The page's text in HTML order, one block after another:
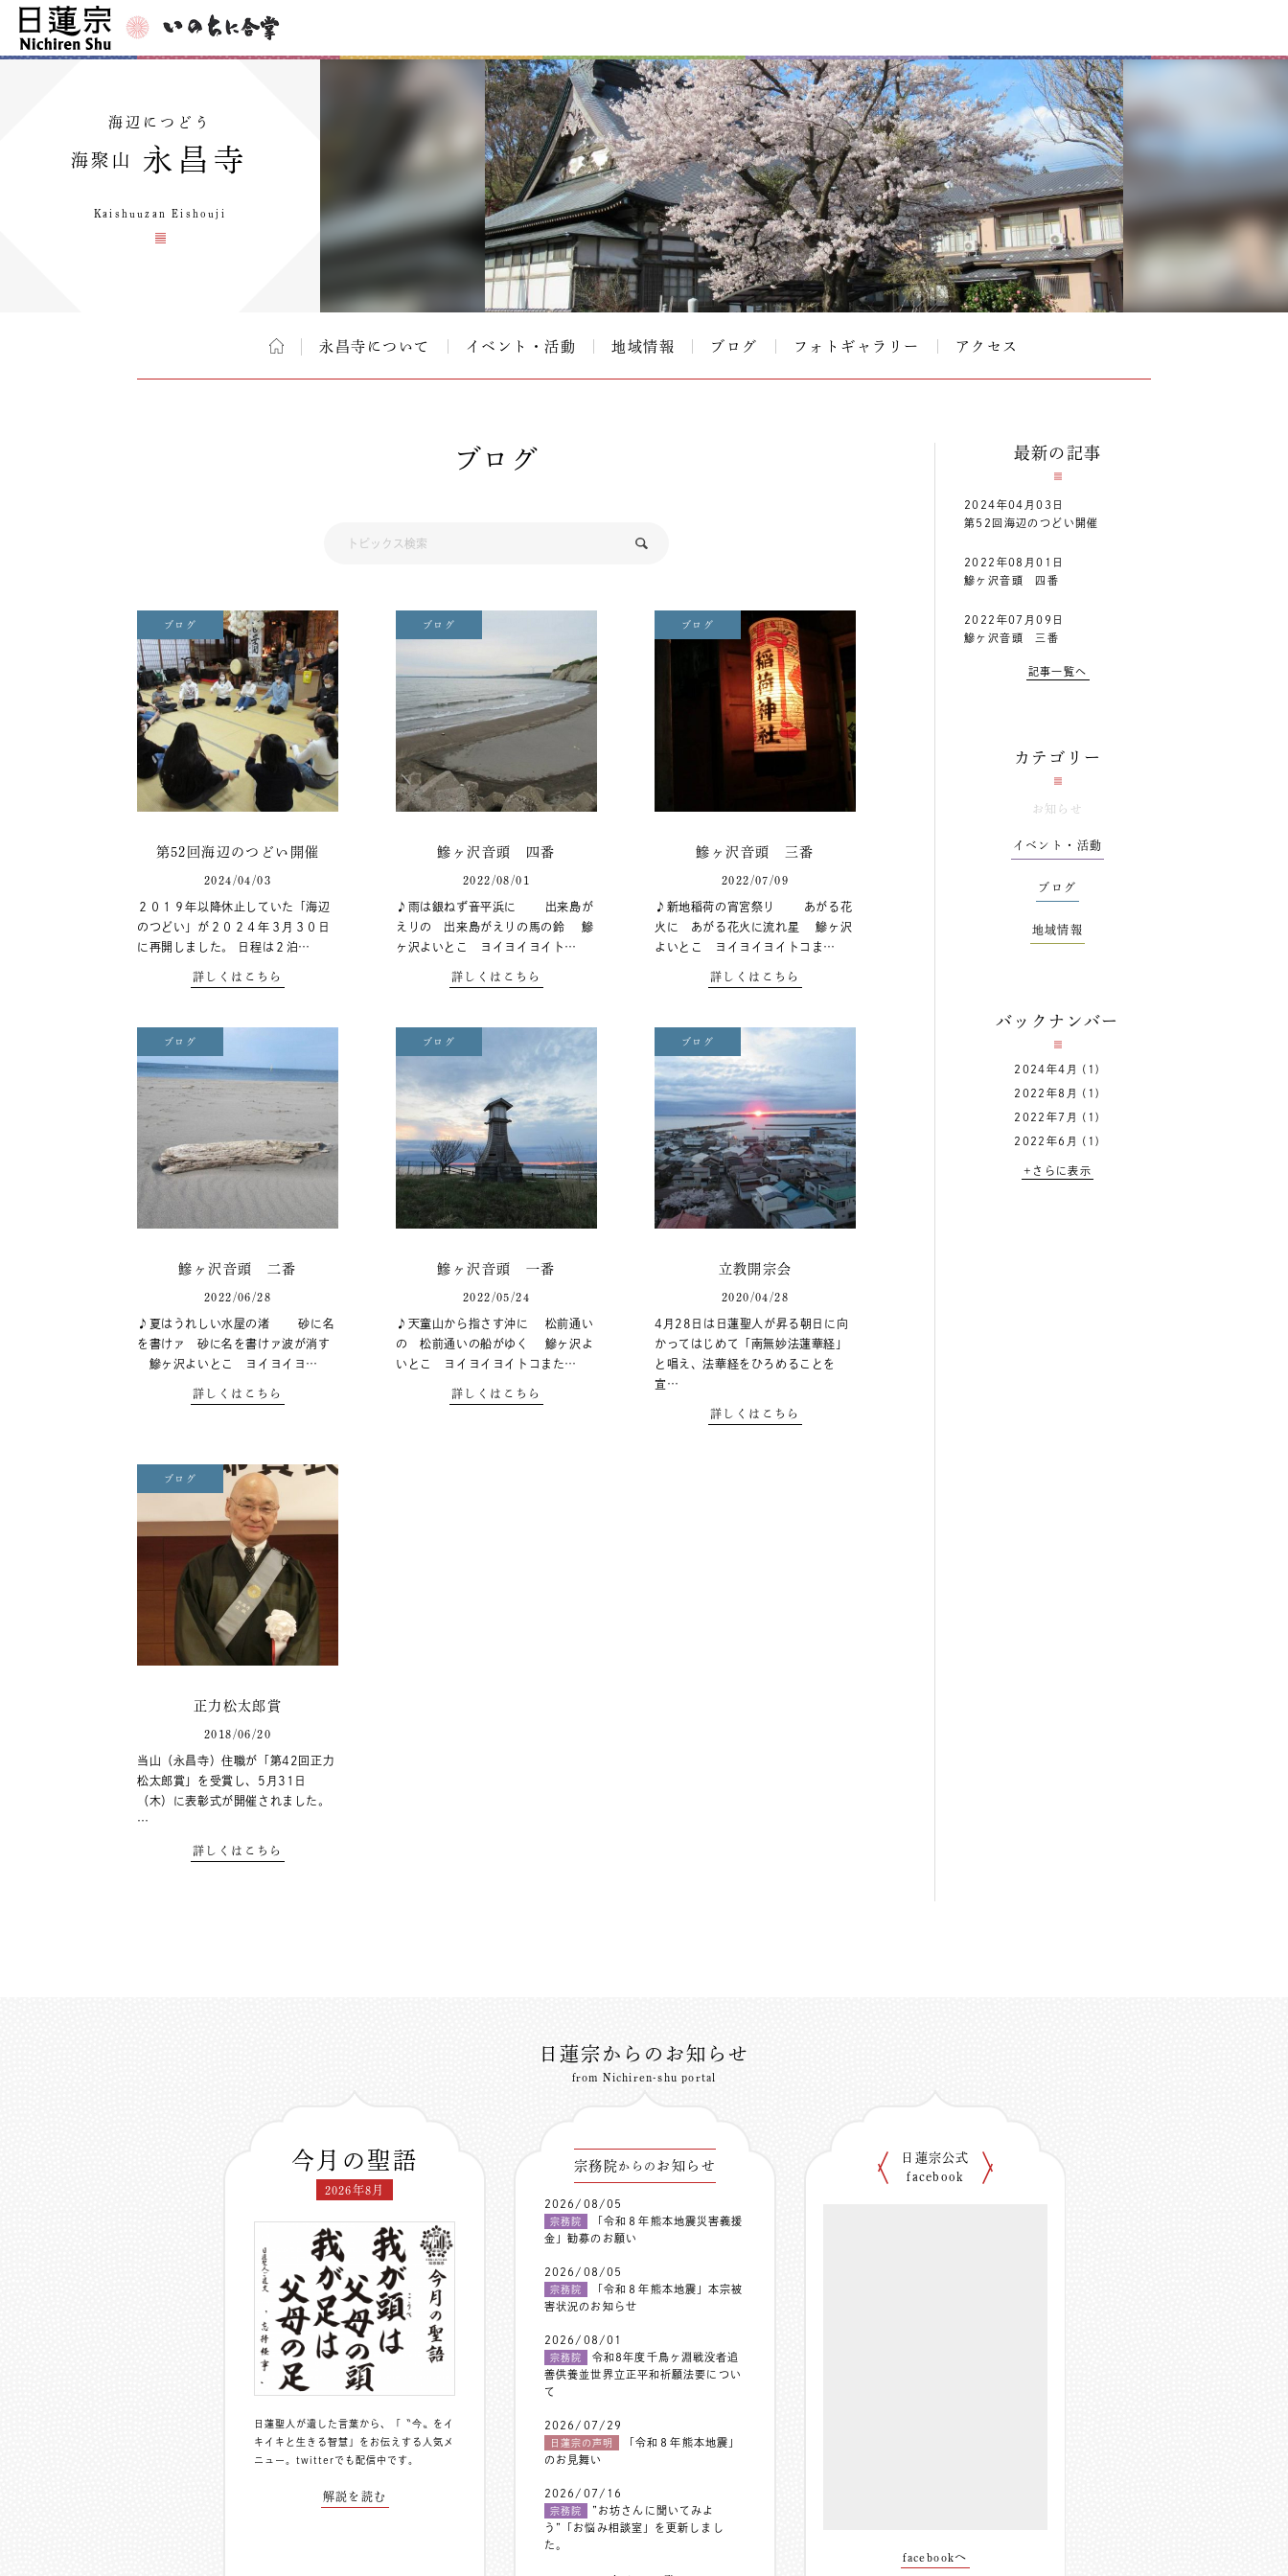
海辺につどう
海聚山 永昌寺
Kaishuuzan Eishouji
永昌寺について イベント・活動 地域情報 ブログ フォトギャラリー アクセス
ブログ
ブログ
第52回海辺のつどい開催
2024/04/03
２０１９年以降休止していた「海辺
のつどい」が２０２４年３月３０日
に再開しました。 日程は２泊…
詳しくはこちら
ブログ
鰺ヶ沢音頭 四番
2022/08/01
♪雨は銀ねず音平浜に 出来島が
えりの 出来島がえりの馬の鈴 鰺
ヶ沢よいとこ ヨイヨイヨイト…
詳しくはこちら
ブログ
鰺ヶ沢音頭 三番
2022/07/09
♪新地稲荷の宵宮祭り あがる花
火に あがる花火に流れ星 鰺ヶ沢
よいとこ ヨイヨイヨイトコま…
詳しくはこちら
ブログ
鰺ヶ沢音頭 二番
2022/06/28
♪夏はうれしい水屋の渚 砂に名
を書けァ 砂に名を書けァ波が消す
鰺ヶ沢よいとこ ヨイヨイヨ…
詳しくはこちら
ブログ
鰺ヶ沢音頭 一番
2022/05/24
♪天童山から指さす沖に 松前通い
の 松前通いの船がゆく 鰺ヶ沢よ
いとこ ヨイヨイヨイトコまた…
詳しくはこちら
ブログ
立教開宗会
2020/04/28
4月28日は日蓮聖人が昇る朝日に向
かってはじめて「南無妙法蓮華経」
と唱え、法華経をひろめることを
宣…
詳しくはこちら
ブログ
正力松太郎賞
2018/06/20
当山（永昌寺）住職が「第42回正力
松太郎賞」を受賞し、5月31日
（木）に表彰式が開催されました。
…
詳しくはこちら
最新の記事
2024年04月03日
第52回海辺のつどい開催
2022年08月01日
鰺ヶ沢音頭 四番
2022年07月09日
鰺ヶ沢音頭 三番
記事一覧へ
カテゴリー
お知らせ
イベント・活動
ブログ
地域情報
バックナンバー
2024年4月 (1)
2022年8月 (1)
2022年7月 (1)
2022年6月 (1)
+さらに表示
日蓮宗からのお知らせ
from Nichiren-shu portal
今月の聖語
2026年8月
日蓮聖人が遺した言葉から、「〝今〟をイ
キイキと生きる智慧」をお伝えする人気メ
ニュー。 twitterでも配信中 です。
解説を読む
宗務院からの お知らせ
2026/08/05
宗務院
「令和８年熊本地震災害義援
金」勧募のお願い
2026/08/05
宗務院
「令和８年熊本地震」本宗被
害状況のお知らせ
2026/08/01
宗務院
令和8年度千鳥ヶ淵戦没者追
善供養並世界立正平和祈願法要につい
て
2026/07/29
日蓮宗の声明
「令和８年熊本地震」
のお見舞い
2026/07/16
宗務院
”お坊さんに聞いてみよ
う”「お悩み相談室」を更新しまし
た。
日蓮宗公式
facebook
facebookへ